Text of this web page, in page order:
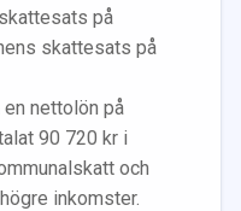
på
skattesats på
nettolön på
90 720 kr i
och
inkomster.